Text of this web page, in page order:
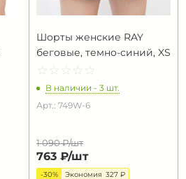
Шорты женские RAY
беговые, темно-синий, XS
☆ ☆ ☆ ☆ ☆
★ ★ ★ ★ ★
В наличии - 3 шт.
Арт.: 749W-6
1 090 ₽/шт
763 ₽/шт
-30% Экономия 327 ₽